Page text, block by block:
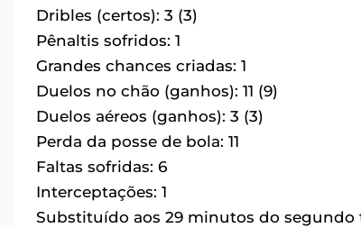
Dribles (certos): 3 (3)
Pênaltis sofridos: 1
Grandes chances criadas: 1
Duelos no chão (ganhos): 11 (9)
Duelos aéreos (ganhos): 3 (3)
Perda da posse de bola: 11
Faltas sofridas: 6
Interceptações: 1
Substituído aos 29 minutos do